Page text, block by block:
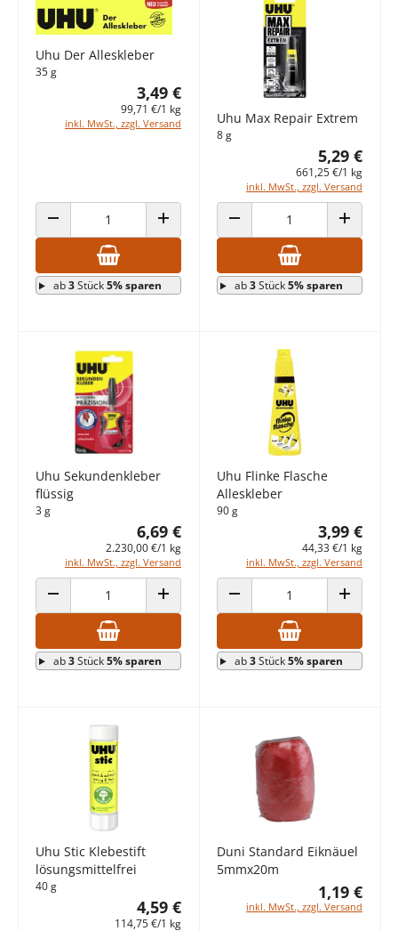
Uhu Der Alleskleber
35 g
3,49 €
99,71 €/1 kg
inkl. MwSt., zzgl. Versand
ANZAHL VERRINGERN ANZAHL ERHÖHEN
ab3Stück5% sparen
Uhu Max Repair Extrem
8 g
5,29 €
661,25 €/1 kg
inkl. MwSt., zzgl. Versand
ANZAHL VERRINGERN ANZAHL
ab3Stück5% sparen
Uhu Sekundenkleber
flüssig
3 g
6,69 €
2.230,00 €/1 kg
inkl. MwSt., zzgl. Versand
ANZAHL VERRINGERN ANZAHL ERHÖHEN
ab3Stück5% sparen
Uhu Flinke Flasche
Alleskleber
90 g
3,99 €
44,33 €/1 kg
inkl. MwSt., zzgl. Versand
ANZAHL VERRINGERN ANZAHL
ab3Stück5% sparen
Uhu Stic Klebestift
lösungsmittelfrei
40 g
4,59 €
114,75 €/1 kg
Duni Standard Eiknäuel
5mmx20m
1,19 €
inkl. MwSt., zzgl. Versand